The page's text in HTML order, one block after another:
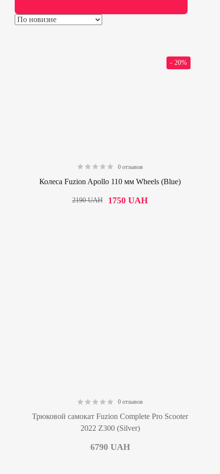
- 20%
0 отзывов
Колеса Fuzion Apollo 110 мм Wheels (Blue)
1750UAH
2190UAH
0 отзывов
Трюковой самокат Fuzion Complete Pro Scooter
2022 Z300 (Silver)
6790 UAH